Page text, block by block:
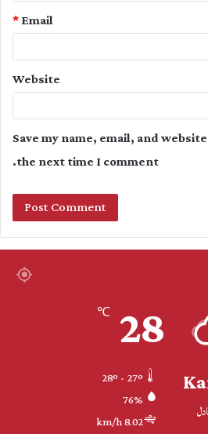
Email
*
Website
Save my name, email, and
the next time I comment.
28
℃
76%
8.02 km/h